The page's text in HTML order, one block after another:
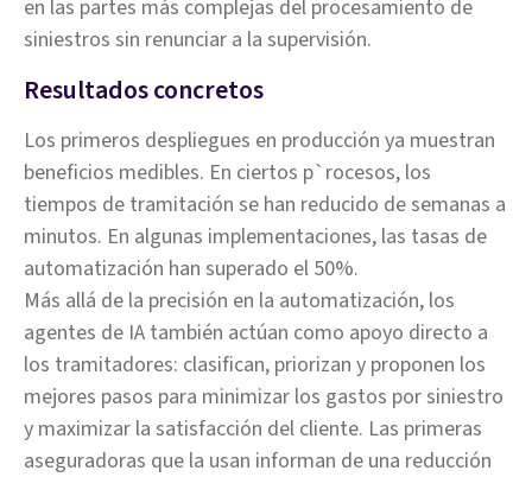
en las partes más complejas del procesamiento de
siniestros sin renunciar a la supervisión.
Resultados concretos
Los primeros despliegues en producción ya muestran
beneficios medibles. En ciertos p`rocesos, los
tiempos de tramitación se han reducido de semanas a
minutos. En algunas implementaciones, las tasas de
automatización han superado el 50%.
Más allá de la precisión en la automatización, los
agentes de IA también actúan como apoyo directo a
los tramitadores: clasifican, priorizan y proponen los
mejores pasos para minimizar los gastos por siniestro
y maximizar la satisfacción del cliente. Las primeras
aseguradoras que la usan informan de una reducción